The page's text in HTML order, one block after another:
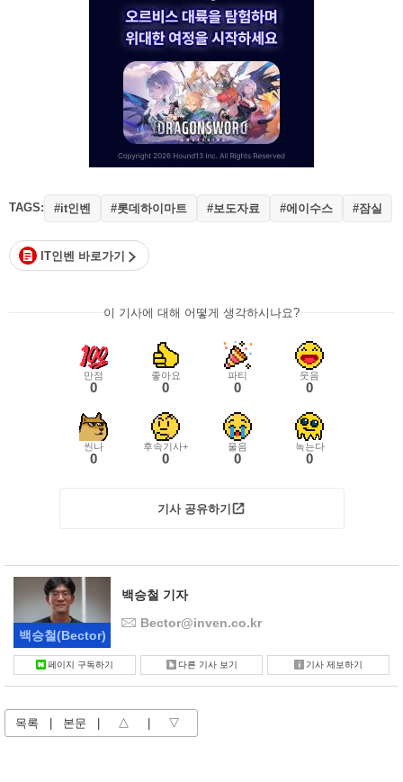
TAGS: #it인벤 #롯데하이마트 #보도자료 #에이수스 #잠실
IT인벤 바로가기
이 기사에 대해 어떻게 생각하시나요?
만점
0
좋아요
0
파티
0
웃음
0
씬나
0
후속기사+
0
울음
0
녹는다
0
기사 공유하기
백승철(Bector)
백승철 기자
Bector@inven.co.kr
페이지 구독하기 다른 기사 보기 기사 제보하기
목록 본문 △ ▽